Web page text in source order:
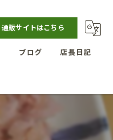
通販サイトはこちら
ブログ 店長日記